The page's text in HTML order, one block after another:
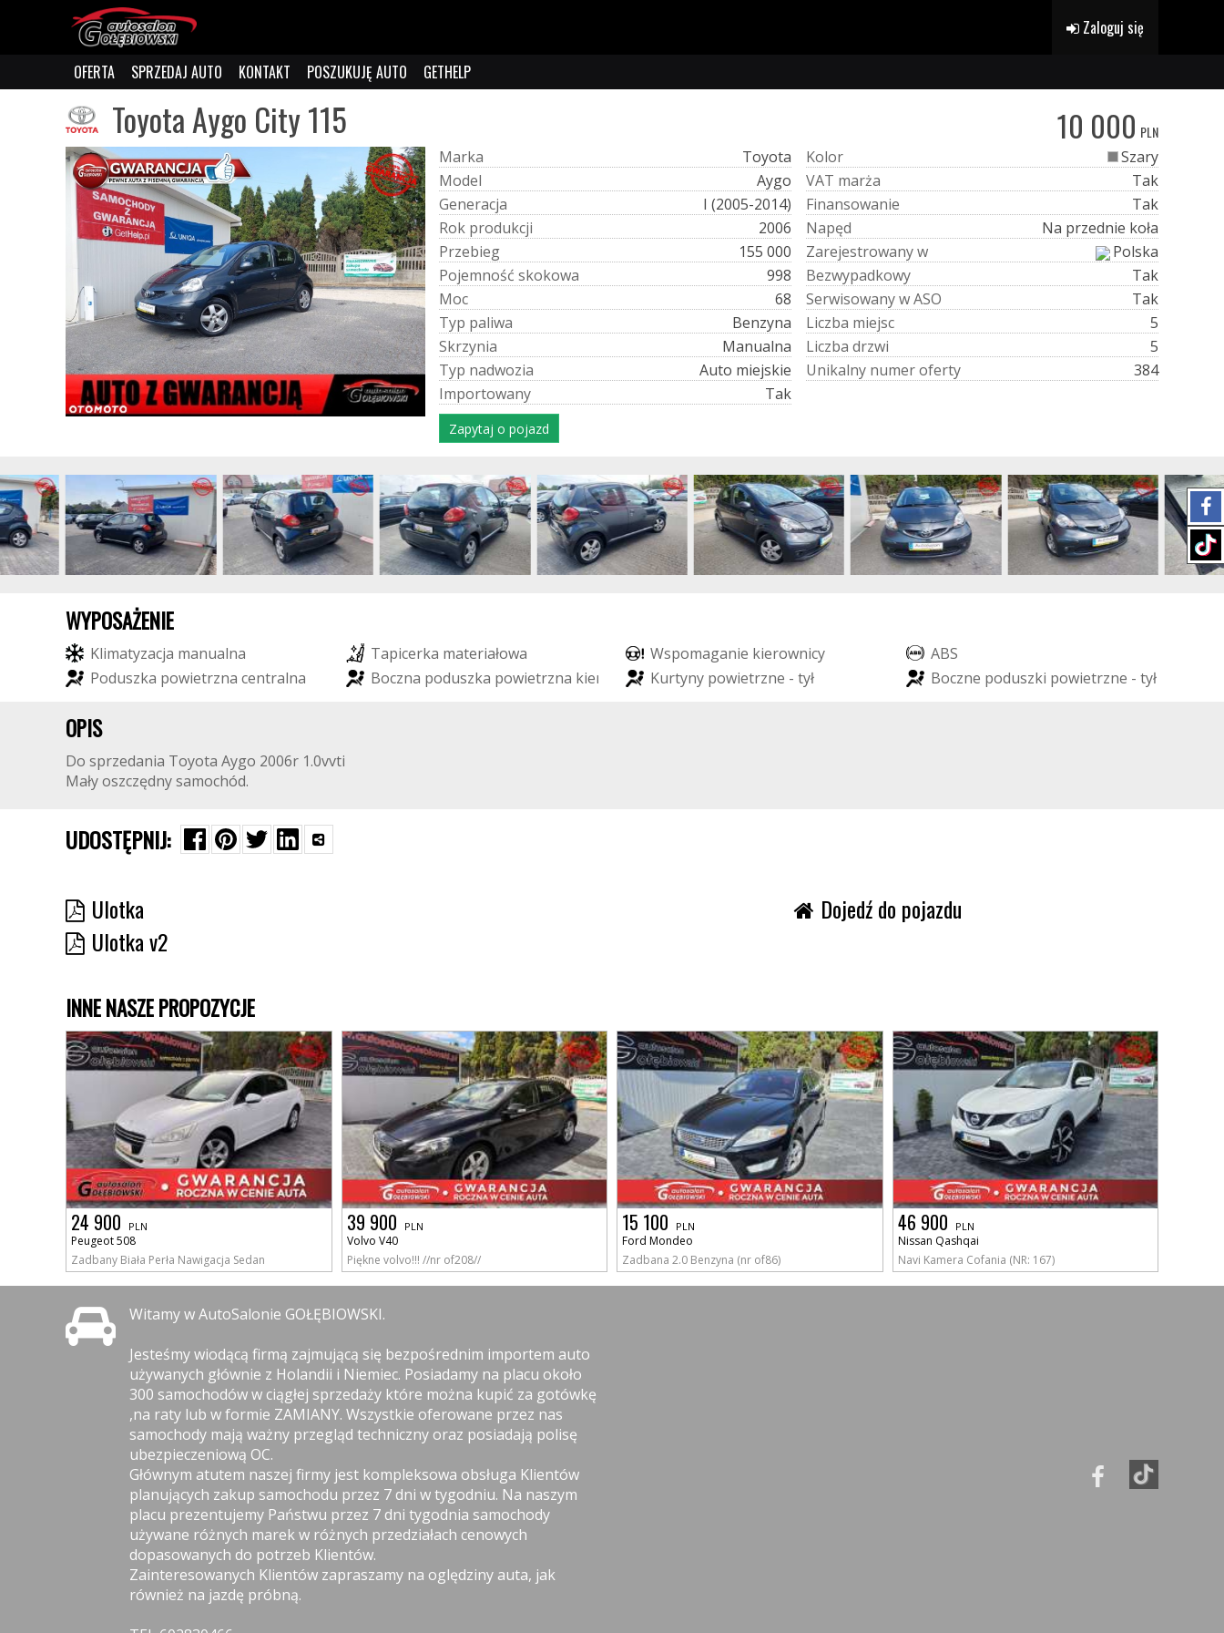
Zaloguj się
OFERTA SPRZEDAJ AUTO KONTAKT POSZUKUJĘ AUTO GETHELP
Toyota Aygo City 115 10 000 PLN
Marka
Toyota
Model
Aygo
Generacja
I (2005-2014)
Rok produkcji
2006
Przebieg
155 000
Pojemność skokowa
998
Moc
68
Typ paliwa
Benzyna
Skrzynia
Manualna
Typ nadwozia
Auto miejskie
Importowany Tak
Kolor
Szary
VAT marża
Tak
Finansowanie
Tak
Napęd
Na przednie koła
Zarejestrowanyw
Polska
Bezwypadkowy
Tak
SerwisowanywASO
Tak
Liczba miejsc
5
Liczba drzwi
5
Unikalny numeroferty 384
Zapytaj o pojazd
WYPOSAŻENIE
Klimatyzacja manualna Tapicerka materiałowa Wspomaganie kierownicy ABS
Poduszka powietrzna centralna Boczna poduszka powietrzna kier cy Kurtyny powietrzne - tył Boczne poduszki powietrzne - tył
OPIS
Do sprzedania Toyota Aygo 2006r 1.0vvti
Mały oszczędny samochód.
UDOSTĘPNIJ:
Ulotka
Ulotka v2
Dojedź do pojazdu
INNE NASZE PROPOZYCJE
24 900 PLN
Peugeot 508
Zadbany Biała Perła Nawigacja Sedan
39 900 PLN
Volvo V40
Piękne volvo!!! //nr of208//
15 100 PLN
Ford Mondeo
Zadbana 2.0 Benzyna (nr of86)
46 900 PLN
Nissan Qashqai
Navi Kamera Cofania (NR: 167)
Witamy w AutoSalonie GOŁĘBIOWSKI.
Jesteśmy wiodącą firmą zajmującą się bezpośrednim importem auto
używanych głównie z Holandii i Niemiec. Posiadamy na placu około
300 samochodów w ciągłej sprzedaży które można kupić za gotówkę
,na raty lub w formie ZAMIANY. Wszystkie oferowane przez nas
samochody mają ważny przegląd techniczny oraz posiadają polisę
ubezpieczeniową OC.
Głównym atutem naszej firmy jest kompleksowa obsługa Klientów
planujących zakup samochodu przez 7 dni w tygodniu. Na naszym
placu prezentujemy Państwu przez 7 dni tygodnia samochody
używane różnych marek w różnych przedziałach cenowych
dopasowanych do potrzeb Klientów.
Zainteresowanych Klientów zapraszamy na oględziny auta, jak
również na jazdę próbną.